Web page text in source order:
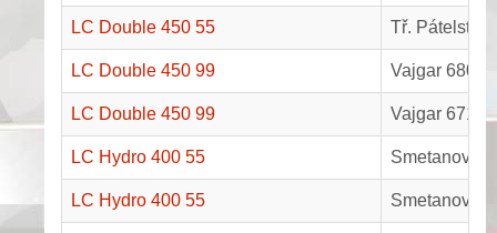
LC Double 450 55 Tř. Pátelství
LC Double 450 99 Vajgar 680,
LC Double 450 99 Vajgar 671,
LC Hydro 400 55 Smetanova
LC Hydro 400 55 Smetanova